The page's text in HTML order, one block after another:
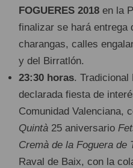
FOGUERES 2018 en la
finalizar se hará entrega
charangas, calles
y del Birratlón.
23:30 horas. Tradicional
declarada fiesta de
Comunidad Valenciana,
Quintà 25 aniversario
Cremà de la Foguera de
Raval de Baix, con la